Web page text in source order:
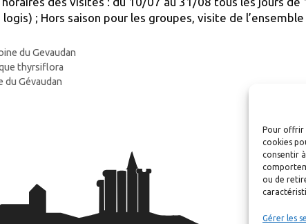
Pour offrir
cookies
consentir
ou de
Gérer les
; Hors saison pour les groupes, visite de
du Gevaudan
thyrsiflora
du Gévaudan